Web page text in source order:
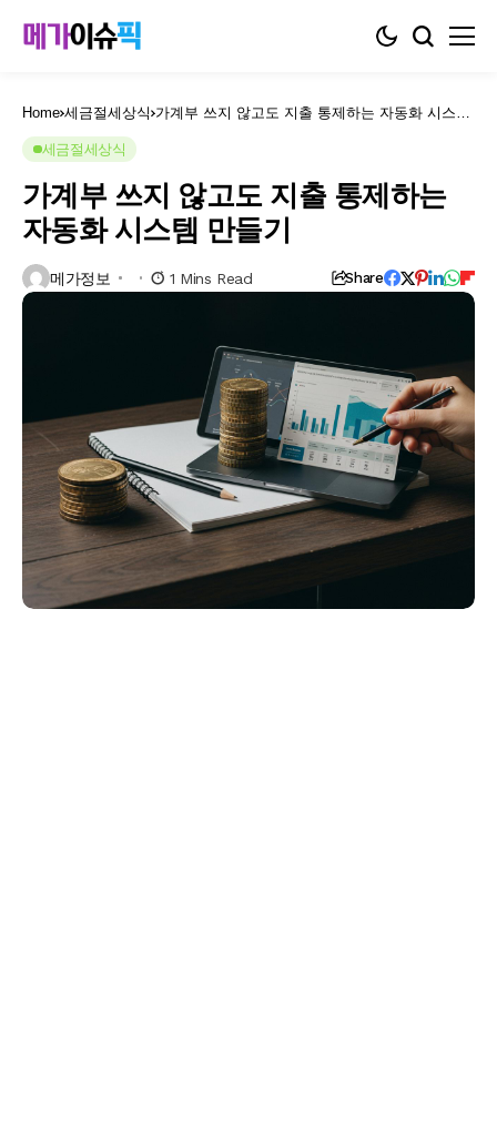
Home 세금절세상식 가계부 쓰지 않고도 지출 통제하는 자동화 시스템
세금절세상식
가계부 쓰지 않고도 지출 통제하는
자동화 시스템 만들기
메가정보 1 Mins Read Share